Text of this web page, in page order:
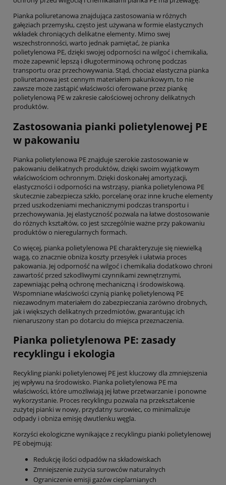
Pianka poliuretanowa znajdująca zastosowania w różnych
gałęziach przemysłu, często jest używana w formie elastycznych
wkładek chroniących delikatne elementy. Mimo swej
wszechstronności, warto jednak pamiętać, że pianka
polietylenowa PE, dzięki swojej odporności na wilgoć i chemikalia,
może zapewnić lepszą i długoterminową ochronę podczas
transportu oraz przechowywania. Stąd, chociaż elastyczna pianka
poliuretanowa jest cennym materiałem pakunkowym, to nie
zawsze może zastąpić właściwości oferowane przez piankę
polietylenową PE w zakresie całościowej ochrony delikatnych
produktów.
Zastosowania pianki polietylenowej PE
w pakowaniu
Pianka polietylenowa PE znajduje szerokie zastosowanie w
pakowaniu delikatnych produktów, dzięki swoim wyjątkowym
właściwościom ochronnym. Dzięki doskonałej amortyzacji,
elastyczności i odporności na wstrząsy, pianka polietylenowa PE
skutecznie zabezpiecza szkło, porcelanę oraz inne kruche elementy
przed uszkodzeniami mechanicznymi podczas transportu i
przechowywania. Jej elastyczność pozwala na łatwe dostosowanie
do różnych kształtów, co jest szczególnie ważne przy pakowaniu
produktów o nieregularnych formach.
Co więcej, pianka polietylenowa PE charakteryzuje się niewielką
wagą, co znacznie obniża koszty przesyłek i ułatwia proces
pakowania. Jej odporność na wilgoć i chemikalia dodatkowo chroni
zawartość przed szkodliwymi czynnikami zewnętrznymi,
zapewniając pełną ochronę mechaniczną i środowiskową.
Wspomniane właściwości czynią piankę polietylenową PE
niezawodnym materiałem do zabezpieczania zarówno drobnych,
jak i większych delikatnych przedmiotów, gwarantując ich
nienaruszony stan po dotarciu do miejsca przeznaczenia.
Pianka polietylenowa PE: zasady
recyklingu i ekologia
Recykling pianki polietylenowej PE jest kluczowy dla zmniejszenia
jej wpływu na środowisko. Pianka polietylenowa PE ma
właściwości, które umożliwiają jej łatwe przetwarzanie i ponowne
wykorzystanie. Proces recyklingu pozwala na przekształcenie
zużytej pianki w nowy, przydatny surowiec, co minimalizuje
odpady i obniża emisję dwutlenku węgla.
Korzyści ekologiczne wynikające z recyklingu pianki polietylenowej
PE obejmują:
Redukcję ilości odpadów na składowiskach
Zmniejszenie zużycia surowców naturalnych
Ograniczenie emisji gazów cieplarnianych